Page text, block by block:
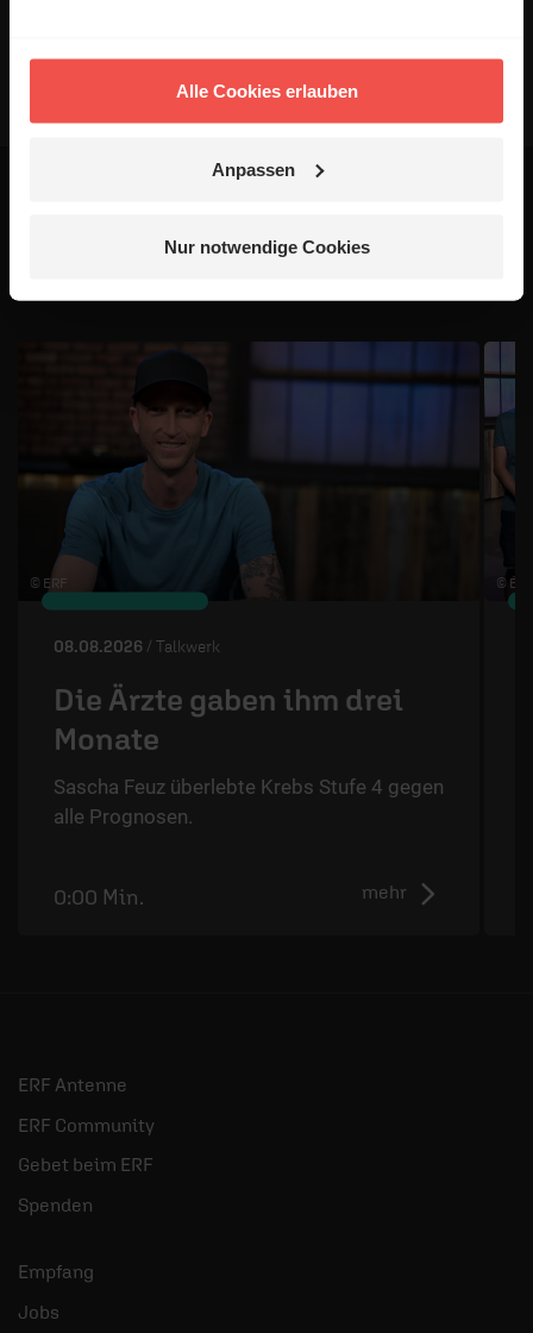
Alle Cookies erlauben
Anpassen
Nur notwendige Cookies
© ERF
08.08.2026 / Talkwerk
Die Ärzte gaben ihm drei
Monate
Sascha Feuz überlebte Krebs Stufe 4 gegen
alle Prognosen.
mehr
0:00 Min.
© ÉRF
1 / 4
ERF Antenne
ERF Community
Gebet beim ERF
Spenden
Empfang
Jobs